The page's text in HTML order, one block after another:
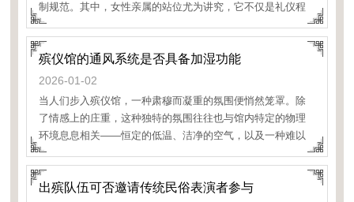
制规范。其中，女性亲属的站位尤为讲究，它不仅是礼仪程
序的体现，更是传统社会人伦关系与性别角色的深刻映射。
这些看似固定的位置与次序，实则承载着对逝者的哀思、对
生
殡仪馆的通风系统是否具备加湿功能
2026-01-02
当人们步入殡仪馆，一种肃穆而凝重的氛围便悄然笼罩。除
了情感上的庄重，这种独特的氛围往往也与馆内特定的物理
环境息息相关——恒定的低温、洁净的空气，以及一种难以
言喻的静谧。在这其中，通风系统扮演着维系环境品质的
出殡队伍可否邀请传统民俗表演者参与